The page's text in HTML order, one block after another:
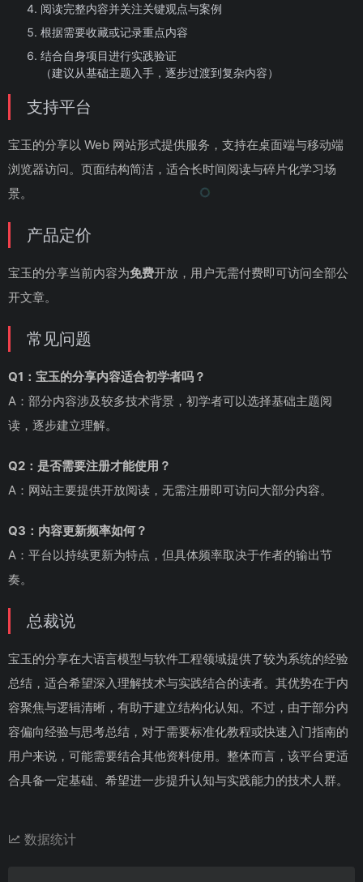
阅读完整内容并关注关键观点与案例
根据需要收藏或记录重点内容
结合自身项目进行实践验证
（建议从基础主题入手，逐步过渡到复杂内容）
支持平台
宝玉的分享以 Web 网站形式提供服务，支持在桌面端与移动端
浏览器访问。页面结构简洁，适合长时间阅读与碎片化学习场
景。
产品定价
宝玉的分享当前内容为免费开放，用户无需付费即可访问全部公
开文章。
常见问题
Q1：宝玉的分享内容适合初学者吗？
A：部分内容涉及较多技术背景，初学者可以选择基础主题阅
读，逐步建立理解。
Q2：是否需要注册才能使用？
A：网站主要提供开放阅读，无需注册即可访问大部分内容。
Q3：内容更新频率如何？
A：平台以持续更新为特点，但具体频率取决于作者的输出节
奏。
总裁说
宝玉的分享在大语言模型与软件工程领域提供了较为系统的经验
总结，适合希望深入理解技术与实践结合的读者。其优势在于内
容聚焦与逻辑清晰，有助于建立结构化认知。不过，由于部分内
容偏向经验与思考总结，对于需要标准化教程或快速入门指南的
用户来说，可能需要结合其他资料使用。整体而言，该平台更适
合具备一定基础、希望进一步提升认知与实践能力的技术人群。
数据统计